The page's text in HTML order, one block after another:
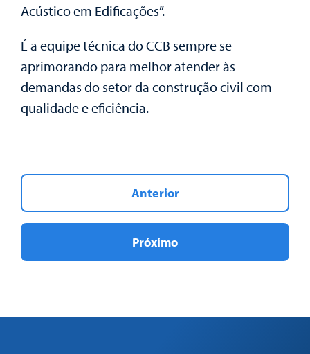
Acústico em Edificações”.
É a equipe técnica do CCB sempre se
aprimorando para melhor atender às
demandas do setor da construção civil com
qualidade e eficiência.
Anterior
Próximo